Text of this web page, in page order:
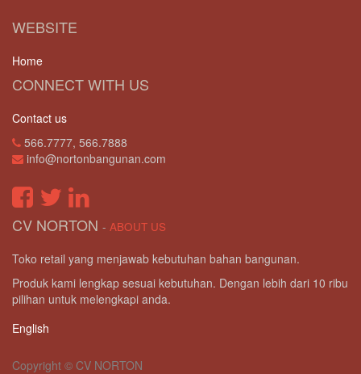
WEBSITE
Home
CONNECT WITH US
Contact us
566.7777, 566.7888
info@nortonbangunan.com
CV NORTON - ABOUT US
Toko retail yang menjawab kebutuhan bahan bangunan.
Produk kami lengkap sesuai kebutuhan. Dengan lebih dari 10 ribu
pilihan untuk melengkapi anda.
English
Copyright © CV NORTON